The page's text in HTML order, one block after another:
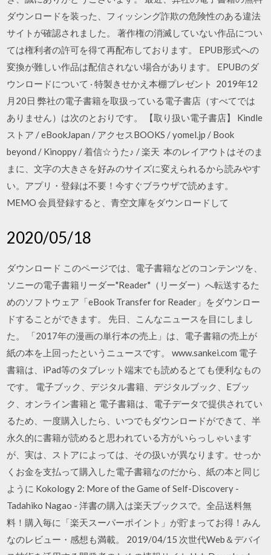
ダウンロードを装った、フィッシング詐欺の危険性のある違法
サイトが確認されました。 著作権の消滅していない作品につい
ては権利者の許可を得て再配布しております。 EPUB形式への
変換が難しい作品は配信されない場合があります。 EPUBのダ
ウンロードについて · 特製きせかえ本棚プレゼント 2019年12
月20日 弊社の電子書籍を取扱っている電子書店（すべてでは
ありません）は次のとおりです。 【取り扱い電子書店】 Kindle
ストア / eBookJapan / アクセスBOOKS / yomel.jp / Book
beyond / Kinoppy / 着信☆うた♪ / 楽天 本のレイアウトはそのま
まに、文字の大きさを好みのサイズに変えられるから読みやす
い。アプリ・登録は不要！今すぐブラウザで読めます。
MEMO 会員登録すると、青空文庫をダウンロードして
2020/05/18
ダウンロード このページでは、電子書籍などのコンテンツを、
ソニーの電子書籍リーダー"Reader"（リーダー）へ転送するた
めのソフトウェア「eBook Transfer for Reader」をダウンロー
ドすることができます。 先日、こんなニュースを目にしまし
た。 「2017年の漫画の単行本の売上」は、電子書籍の売上が
紙の本を上回ったというニュースです。 www.sankei.com 電子
書籍は、iPad等のタブレット端末でも読めるとても便利なもの
です。 電子ブック、デジタル書籍、デジタルブック、Eブッ
ク、オンライン書籍と 電子書籍は、電子データで提供されてい
るため、一度購入したら、いつでもダウンロードができて、半
永久的に書籍が読めると思われている方がいらっしゃいます
が、実は、ストアによっては、その扱いが異なります。せっか
くお金を支払って購入した電子書籍なのだから、紙の本と同じ
ように Kokology 2: More of the Game of Self-Discovery -
Tadahiko Nagao - 洋書の購入は楽天ブックスで。全品送料無
料！購入毎に「楽天スーパーポイント」が貯まってお得！みん
なのレビュー・感想も満載。 2019/04/15 次世代Web＆デバイ